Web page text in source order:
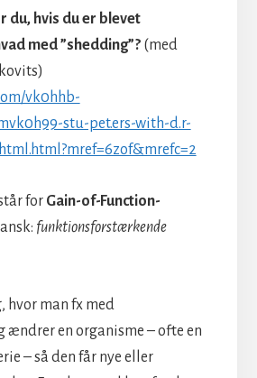
du, hvis du er blevet
med ”shedding”?(med
vk0hhb-
stu-pet.ers-with-d.r-
for Gain-of-Function-
funktionsforstærkende
hvor man fx med
ændrer en organisme – ofte en
– så den får nye eller